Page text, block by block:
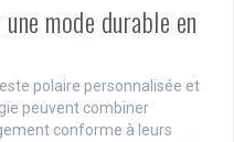
mode durable en
polaire personnalisée et
peuvent combiner
conforme à leurs